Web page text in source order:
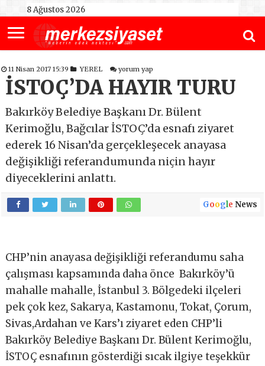
8 Ağustos 2026
11 Nisan 2017 15:39 YEREL yorum yap
İSTOÇ’DA HAYIR TURU
Bakırköy Belediye Başkanı Dr. Bülent
Kerimoğlu, Bağcılar İSTOÇ’da esnafı ziyaret
ederek 16 Nisan’da gerçekleşecek anayasa
değişikliği referandumunda niçin hayır
diyeceklerini anlattı.
Google News
CHP’nin anayasa değişikliği referandumu saha
çalışması kapsamında daha önce Bakırköy’ü
mahalle mahalle, İstanbul 3. Bölgedeki ilçeleri
pek çok kez, Sakarya, Kastamonu, Tokat, Çorum,
Sivas,Ardahan ve Kars’ı ziyaret eden CHP’li
Bakırköy Belediye Başkanı Dr. Bülent Kerimoğlu,
İSTOÇ esnafının gösterdiği sıcak ilgiye teşekkür